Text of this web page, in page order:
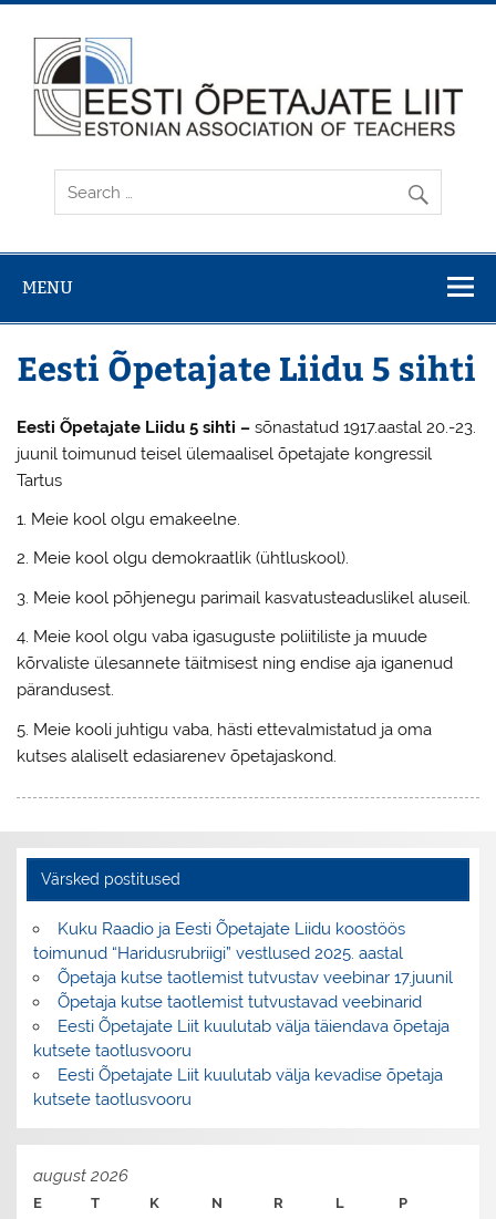
Skip
content
MENU
Eesti Õpetajate Liidu 5 sihti
Eesti Õpetajate Liidu 5 sihti –sõnastatud 1917.aastal 20.-23.
juunil toimunud teisel ülemaalisel õpetajate kongressil
Tartus
1. Meie kool olgu emakeelne.
2. Meie kool olgu demokraatlik (ühtluskool).
3. Meie kool põhjenegu parimail kasvatusteaduslikel aluseil.
4. Meie kool olgu vaba igasuguste poliitiliste ja muude
kõrvaliste ülesannete täitmisest ning endise aja iganenud
pärandusest.
5. Meie kooli juhtigu vaba, hästi ettevalmistatud ja oma
kutses alaliselt edasiarenev õpetajaskond.
Värsked postitused
Kuku Raadio ja Eesti Õpetajate Liidu koostöös
toimunud “Haridusrubriigi” vestlused 2025. aastal
Õpetaja kutse taotlemist tutvustav veebinar 17.juunil
Õpetaja kutse taotlemist tutvustavad veebinarid
Eesti Õpetajate Liit kuulutab välja täiendava õpetaja
kutsete taotlusvooru
Eesti Õpetajate Liit kuulutab välja kevadise õpetaja
kutsete taotlusvooru
august 2026
E T K N R L P